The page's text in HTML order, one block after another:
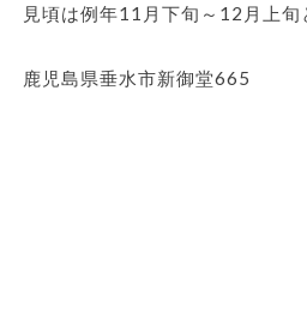
見頃は例年11月下旬～12月上旬
鹿児島県垂水市新御堂665